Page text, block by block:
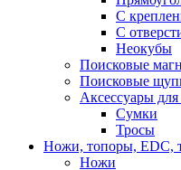
С
С
Неокубы
Поисковые
Поисковые
Аксессуары
Сумки
Тросы
Ножи, топоры, EDC,
Ножи